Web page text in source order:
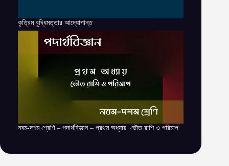
কৃত্রিম বুদ্ধিমত্তার আদ্যোপান্ত
নবম-দশম শ্রেণি – পদার্থবিজ্ঞান – প্রথম অধ্যায়: ভৌত রাশি ও পরিমাপ